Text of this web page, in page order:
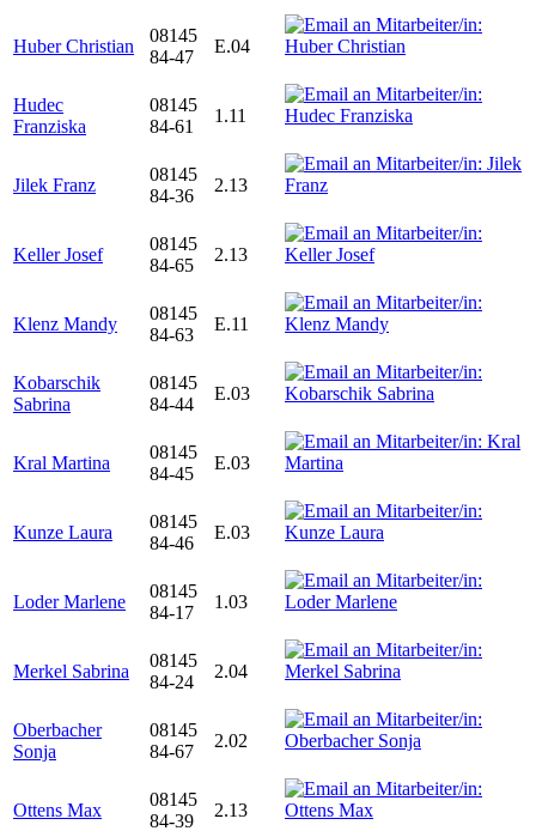
Huber Christian
08145
84-47
E.04
Hudec
Franziska
08145
84-61
1.11
Jilek Franz
08145
84-36
2.13
Keller Josef
08145
84-65
2.13
Klenz Mandy
08145
84-63
E.11
Kobarschik
Sabrina
08145
84-44
E.03
Kral Martina
08145
84-45
E.03
Kunze Laura
08145
84-46
E.03
Loder Marlene
08145
84-17
1.03
Merkel Sabrina
08145
84-24
2.04
Oberbacher
Sonja
08145
84-67
2.02
Ottens Max
08145
84-39
2.13